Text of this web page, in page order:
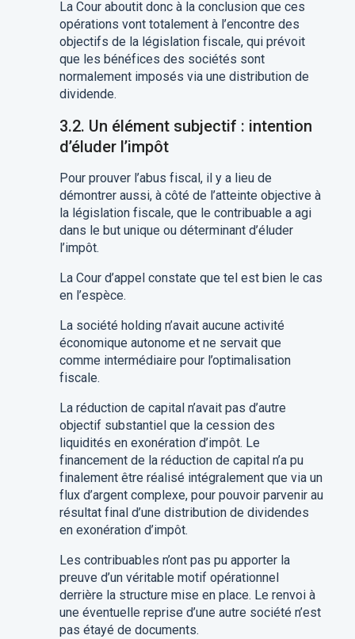
La Cour aboutit donc à la conclusion que ces
opérations vont totalement à l’encontre des
objectifs de la législation fiscale, qui prévoit
que les bénéfices des sociétés sont
normalement imposés via une distribution de
dividende.
3.2. Un élément subjectif : intention
d’éluder l’impôt
Pour prouver l’abus fiscal, il y a lieu de
démontrer aussi, à côté de l’atteinte objective à
la législation fiscale, que le contribuable a agi
dans le but unique ou déterminant d’éluder
l’impôt.
La Cour d’appel constate que tel est bien le cas
en l’espèce.
La société holding n’avait aucune activité
économique autonome et ne servait que
comme intermédiaire pour l’optimalisation
fiscale.
La réduction de capital n’avait pas d’autre
objectif substantiel que la cession des
liquidités en exonération d’impôt. Le
financement de la réduction de capital n’a pu
finalement être réalisé intégralement que via un
flux d’argent complexe, pour pouvoir parvenir au
résultat final d’une distribution de dividendes
en exonération d’impôt.
Les contribuables n’ont pas pu apporter la
preuve d’un véritable motif opérationnel
derrière la structure mise en place. Le renvoi à
une éventuelle reprise d’une autre société n’est
pas étayé de documents.